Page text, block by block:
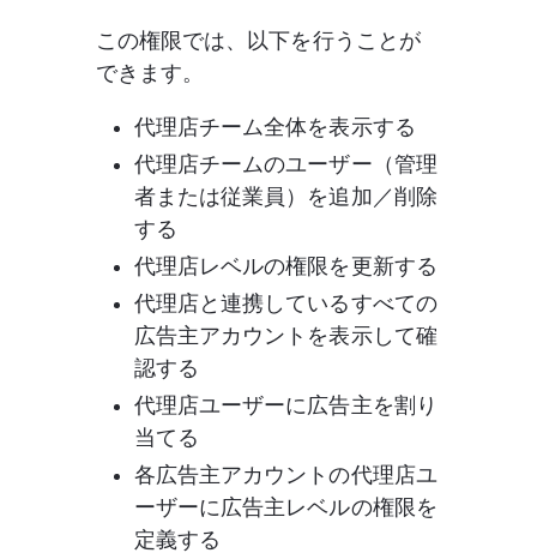
この権限では、以下を行うことが
できます。
代理店チーム全体を表示する
代理店チームのユーザー（管理
者または従業員）を追加／削除
する
代理店レベルの権限を更新する
代理店と連携しているすべての
広告主アカウントを表示して確
認する
代理店ユーザーに広告主を割り
当てる
各広告主アカウントの代理店ユ
ーザーに広告主レベルの権限を
定義する